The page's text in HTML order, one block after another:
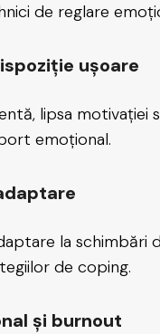
de reglare
ușoare
lipsa
emoțional.
la schimbări
de coping.
și burnout